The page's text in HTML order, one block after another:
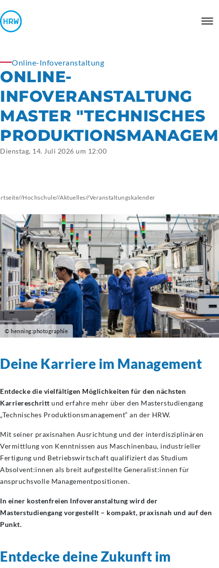
Online-Infoveranstaltung
ONLINE-
INFOVERANSTALTUNG
MASTER "TECHNISCHES
Dienstag, 14. Juli 2026 um 12:00
//Hochschule//Aktuelles//Veranstaltungskalender
© henning:photographie
Deine Karriere im Management
Entdecke die vielfältigen Möglichkeiten für den nächsten
Karriereschritt und erfahre mehr über den Masterstudiengang
„Technisches Produktionsmanagement“ an der HRW.
Mit seiner praxisnahen Ausrichtung und der interdisziplinären
Vermittlung von Kenntnissen aus Maschinenbau, industrieller
Fertigung und Betriebswirtschaft qualifiziert das Studium
Absolvent:innen als breit aufgestellte Generalist:innen für
anspruchsvolle Managementpositionen.
In einer kostenfreien Infoveranstaltung wird der
Masterstudiengang vorgestellt – kompakt, praxisnah und auf den
Punkt.
Entdecke deine Zukunft im